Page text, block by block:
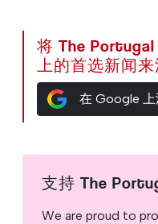
将 The
上的首选新闻来
在 Google
支持 The
We are proud to